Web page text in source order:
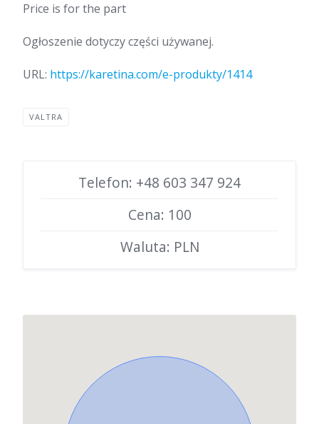
Price is for the part
Ogłoszenie dotyczy części używanej.
URL: https://karetina.com/e-produkty/1414
VALTRA
Telefon: +48 603 347 924
Cena: 100
Waluta: PLN